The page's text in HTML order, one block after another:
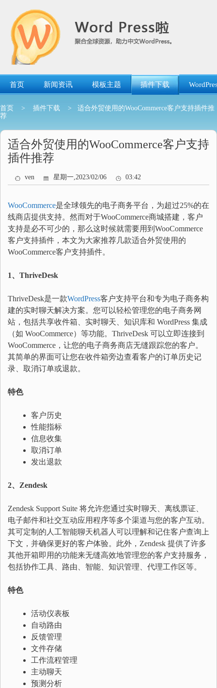
首页 新闻资讯 模板主题 插件下载
首页 > 插件下载
> 适合外贸使用的WooCommerce客户支持插件推
荐
适合外贸使用的WooCommerce客户支持
插件推荐
ven 星期一,2023/02/06 03:42
WooCommerce是全球领先的电子商务平台，为超过25%的在
线商店提供支持。然而对于WooCommerce商城搭建，客户
支持是必不可少的，那么这时候就需要用到WooCommerce
客户支持插件，本文为大家推荐几款适合外贸使用的
WooCommerce客户支持插件。
1、ThriveDesk
ThriveDesk是一款WordPress客户支持平台和专为电子商务构
建的实时聊天解决方案。您可以轻松管理您的电子商务网
站，包括共享收件箱、实时聊天、知识库和 WordPress 集成
（如 WooCommerce）等功能。ThriveDesk 可以立即连接到
WooCommerce，让您的电子商务商店无缝跟踪您的客户。
其简单的界面可让您在收件箱旁边查看客户的订单历史记
录、取消订单或退款。
特色
客户历史
性能指标
信息收集
取消订单
发出退款
2、Zendesk
Zendesk Support Suite 将允许您通过实时聊天、离线票证、
电子邮件和社交互动应用程序等多个渠道与您的客户互动。
其可定制的人工智能聊天机器人可以理解和记住客户查询上
下文，并确保更好的客户体验。此外，Zendesk 提供了许多
其他开箱即用的功能来无缝高效地管理您的客户支持服务，
包括协作工具、路由、智能、知识管理、代理工作区等。
特色
活动仪表板
自动路由
反馈管理
文件存储
工作流程管理
主动聊天
预测分析